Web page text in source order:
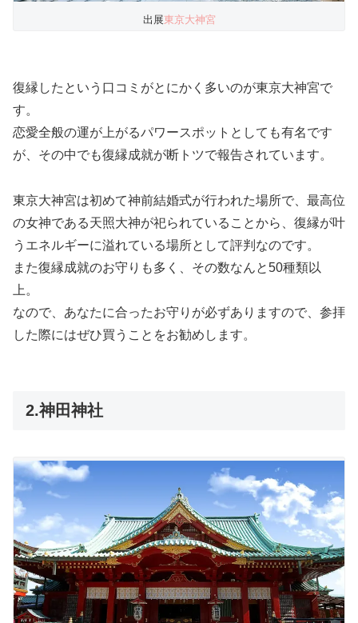
出展東京大神宮
復縁したという口コミがとにかく多いのが東京大神宮で
す。
恋愛全般の運が上がるパワースポットとしても有名です
が、その中でも復縁成就が断トツで報告されています。
東京大神宮は初めて神前結婚式が行われた場所で、最高位
の女神である天照大神が祀られていることから、復縁が叶
うエネルギーに溢れている場所として評判なのです。
また復縁成就のお守りも多く、その数なんと50種類以
上。
なので、あなたに合ったお守りが必ずありますので、参拝
した際にはぜひ買うことをお勧めします。
2.神田神社